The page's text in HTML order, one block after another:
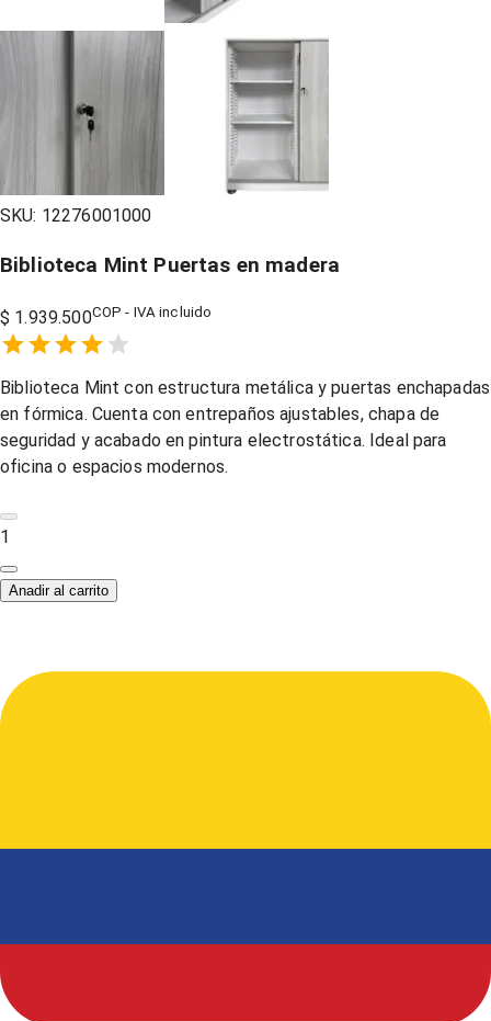
SKU: 12276001000
Biblioteca Mint Puertas en madera
$ 1.939.500COP - IVA incluido
1 Star,
2 Stars,
3 Stars,
4 Stars,
5 Stars,
Biblioteca Mint con estructura metálica y puertas enchapadas
en fórmica. Cuenta con entrepaños ajustables, chapa de
seguridad y acabado en pintura electrostática. Ideal para
oficina o espacios modernos.
1
Anadir al carrito